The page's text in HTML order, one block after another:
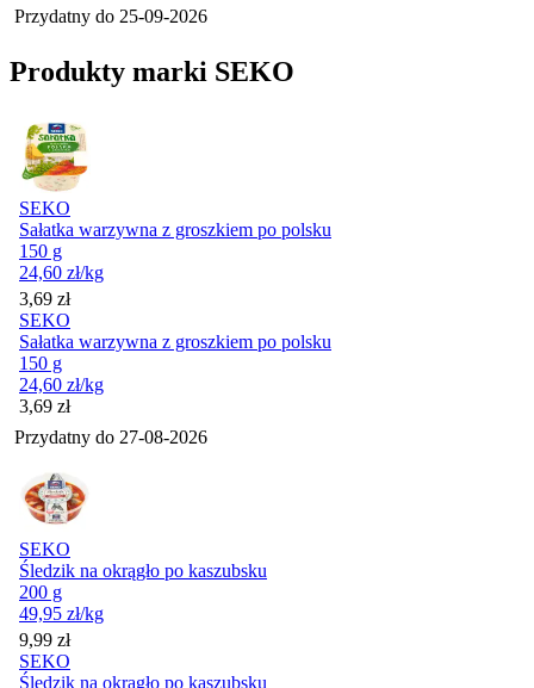
Przydatny do 25-09-2026
Produkty marki SEKO
SEKO
Sałatka warzywna z groszkiem po polsku
150 g
24,60 zł/kg
Cena
3,69 zł
SEKO
Sałatka warzywna z groszkiem po polsku
150 g
24,60 zł/kg
Cena
3,69 zł
Przydatny do 27-08-2026
SEKO
Śledzik na okrągło po kaszubsku
200 g
49,95 zł/kg
Cena
9,99 zł
SEKO
Śledzik na okrągło po kaszubsku